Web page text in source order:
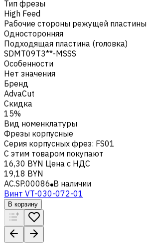
Тип фрезы
High Feed
Рабочие стороны режущей пластины
Односторонняя
Подходящая пластина (головка)
SDMT09T3**-MSSS
Особенности
Нет значения
Бренд
AdvaCut
Скидка
15%
Вид номенклатуры
Фрезы корпусные
Серия корпусных фрез: FS01
С этим товаром покупают
16,30 BYN Цена с НДС
19,18 BYN
AC.SP.00086 В наличии
Винт VT-030-072-01
В корзину